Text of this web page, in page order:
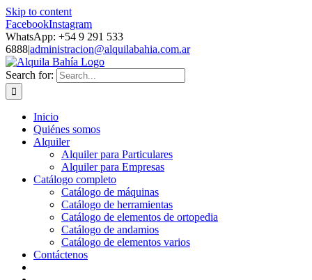
Skip to content
FacebookInstagram
WhatsApp: +54 9 291 533
6888|administracion@alquilabahia.com.ar
Search for:
Inicio
Quiénes somos
Alquiler
Alquiler para Particulares
Alquiler para Empresas
Catálogo completo
Catálogo de máquinas
Catálogo de herramientas
Catálogo de elementos de ortopedia
Catálogo de andamios
Catálogo de elementos varios
Contáctenos